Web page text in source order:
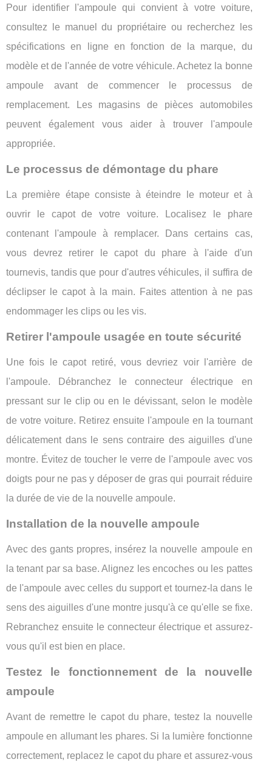
Pour identifier l'ampoule qui convient à votre voiture,
consultez le manuel du propriétaire ou recherchez les
spécifications en ligne en fonction de la marque, du
modèle et de l'année de votre véhicule. Achetez la bonne
ampoule avant de commencer le processus de
remplacement. Les magasins de pièces automobiles
peuvent également vous aider à trouver l'ampoule
appropriée.
Le processus de démontage du phare
La première étape consiste à éteindre le moteur et à
ouvrir le capot de votre voiture. Localisez le phare
contenant l'ampoule à remplacer. Dans certains cas,
vous devrez retirer le capot du phare à l'aide d'un
tournevis, tandis que pour d'autres véhicules, il suffira de
déclipser le capot à la main. Faites attention à ne pas
endommager les clips ou les vis.
Retirer l'ampoule usagée en toute sécurité
Une fois le capot retiré, vous devriez voir l'arrière de
l'ampoule. Débranchez le connecteur électrique en
pressant sur le clip ou en le dévissant, selon le modèle
de votre voiture. Retirez ensuite l'ampoule en la tournant
délicatement dans le sens contraire des aiguilles d'une
montre. Évitez de toucher le verre de l'ampoule avec vos
doigts pour ne pas y déposer de gras qui pourrait réduire
la durée de vie de la nouvelle ampoule.
Installation de la nouvelle ampoule
Avec des gants propres, insérez la nouvelle ampoule en
la tenant par sa base. Alignez les encoches ou les pattes
de l'ampoule avec celles du support et tournez-la dans le
sens des aiguilles d'une montre jusqu'à ce qu'elle se fixe.
Rebranchez ensuite le connecteur électrique et assurez-
vous qu'il est bien en place.
Testez le fonctionnement de la nouvelle
ampoule
Avant de remettre le capot du phare, testez la nouvelle
ampoule en allumant les phares. Si la lumière fonctionne
correctement, replacez le capot du phare et assurez-vous